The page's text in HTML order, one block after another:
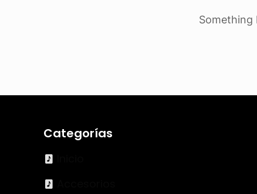
Something
Categorías